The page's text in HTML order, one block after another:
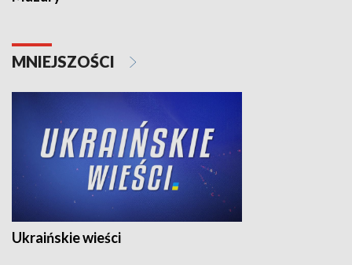
MNIEJSZOŚCI
Ukraińskie wieści